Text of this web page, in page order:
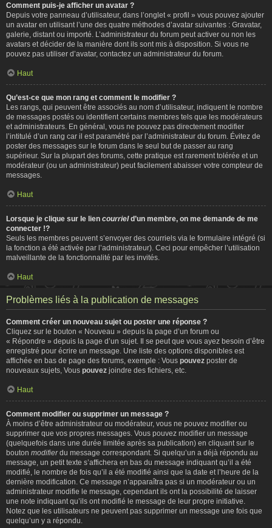
Comment puis-je afficher un avatar ?
Depuis votre panneau d’utilisateur, dans l’onglet « profil » vous pouvez ajouter
un avatar en utilisant l’une des quatre méthodes d’avatar suivantes : Gravatar,
galerie, distant ou importé. L’administrateur du forum peut activer ou non les
avatars et décider de la manière dont ils sont mis à disposition. Si vous ne
pouvez pas utiliser d’avatar, contactez un administrateur du forum.
Haut
Qu’est-ce que mon rang et comment le modifier ?
Les rangs, qui peuvent être associés au nom d’utilisateur, indiquent le nombre
de messages postés ou identifient certains membres tels que les modérateurs
et administrateurs. En général, vous ne pouvez pas directement modifier
l’intitulé d’un rang car il est paramétré par l’administrateur du forum. Évitez de
poster des messages sur le forum dans le seul but de passer au rang
supérieur. Sur la plupart des forums, cette pratique est rarement tolérée et un
modérateur (ou un administrateur) peut facilement abaisser votre compteur de
messages.
Haut
Lorsque je clique sur le lien courrield’un membre, on me demande de me
connecter !?
Seuls les membres peuvent s’envoyer des courriels via le formulaire intégré (si
la fonction a été activée par l’administrateur). Ceci pour empêcher l’utilisation
malveillante de la fonctionnalité par les invités.
Haut
Problèmes liés à la publication de messages
Comment créer un nouveau sujet ou poster une réponse ?
Cliquez sur le bouton « Nouveau » depuis la page d’un forum ou
« Répondre » depuis la page d’un sujet. Il se peut que vous ayez besoin d’être
enregistré pour écrire un message. Une liste des options disponibles est
affichée en bas de page des forums, exemple : Vous pouvez poster de
nouveaux sujets, Vous pouvez joindre des fichiers, etc.
Haut
Comment modifier ou supprimer un message ?
À moins d’être administrateur ou modérateur, vous ne pouvez modifier ou
supprimer que vos propres messages. Vous pouvez modifier un message
(quelquefois dans une durée limitée après sa publication) en cliquant sur le
bouton modifierdu message correspondant. Si quelqu’un a déjà répondu au
message, un petit texte s’affichera en bas du message indiquant qu’il a été
modifié, le nombre de fois qu’il a été modifié ainsi que la date et l’heure de la
dernière modification. Ce message n’apparaîtra pas si un modérateur ou un
administrateur modifie le message, cependant ils ont la possibilité de laisser
une note indiquant qu’ils ont modifié le message de leur propre initiative.
Notez que les utilisateurs ne peuvent pas supprimer un message une fois que
quelqu’un y a répondu.